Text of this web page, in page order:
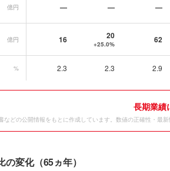
億円 — — —
億円 16 20
+25.0% 62
% 2.3 2.3 2.9
長期業績
などの公開情報をもとに作成しています。数値の正確性・最
変化（65ヵ年）